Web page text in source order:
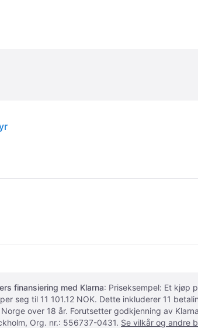
finansiering med Klarna: Priseksempel: Et kjøp
seg til 11 101.12 NOK. Dette inkluderer 11
over 18 år. Forutsetter godkjenning av
Org. nr.: 556737-0431. Se vilkår og andre